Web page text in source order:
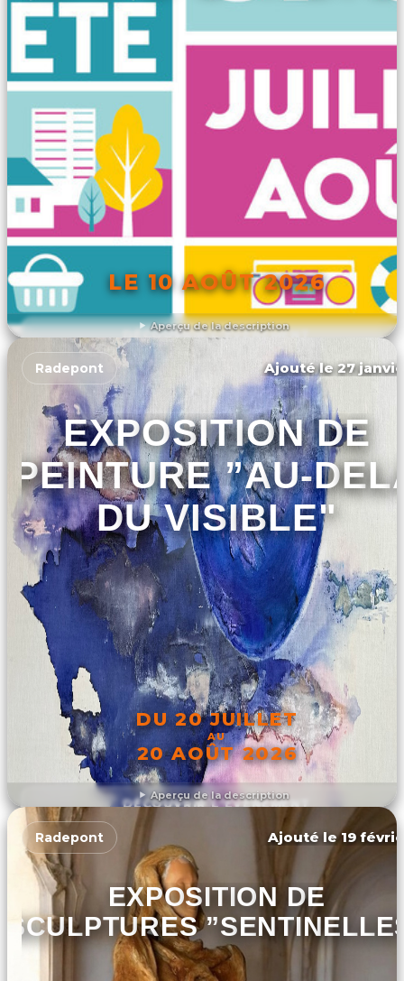
Aperçu de la description
LE 10 AOÛT 2026
DÉCOUVRIR L'ÉVÉNEMENT
Aperçu de la description
Radepont Ajouté le 27
EXPOSITION DE
PEINTURE ”AU-
DU VISIBLE"
DU 20 JUILLET
AU
20 AOÛT 2026
DÉCOUVRIR L'ÉVÉNEMENT
Radepont Ajouté le 19
EXPOSITION DE
SCULPTURES